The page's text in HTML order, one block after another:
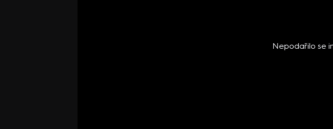
Nepodařilo se